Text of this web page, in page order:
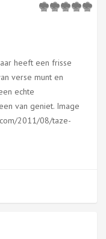
heeft een frisse
verse munt en
echte
van geniet. Image
2011/08/taze-